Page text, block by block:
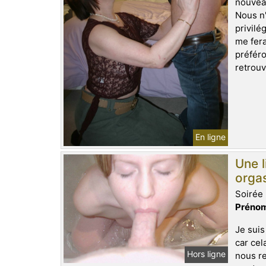
En ligne
Nous
me
Hors ligne
Une
Soirée
Je
car
nous